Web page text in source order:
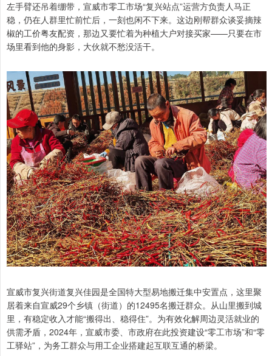
左手臂还吊着绷带，宣威市零工市场“复兴站点”运营方负责人马正
稳，仍在人群里忙前忙后，一刻也闲不下来。这边刚帮群众谈妥摘辣
椒的工价粤友配资，那边又要忙着为种植大户对接买家——只要在市
场里看到他的身影，大伙就不愁没活干。
宣威市复兴街道复兴佳园是全国特大型易地搬迁集中安置点，这里聚
居着来自宣威29个乡镇（街道）的12495名搬迁群众。从山里搬到城
里，有稳定收入才能“搬得出、稳得住”。为有效化解周边灵活就业的
供需矛盾，2024年，宣威市委、市政府在此投资建设“零工市场”和“零
工驿站”，为务工群众与用工企业搭建起互联互通的桥梁。